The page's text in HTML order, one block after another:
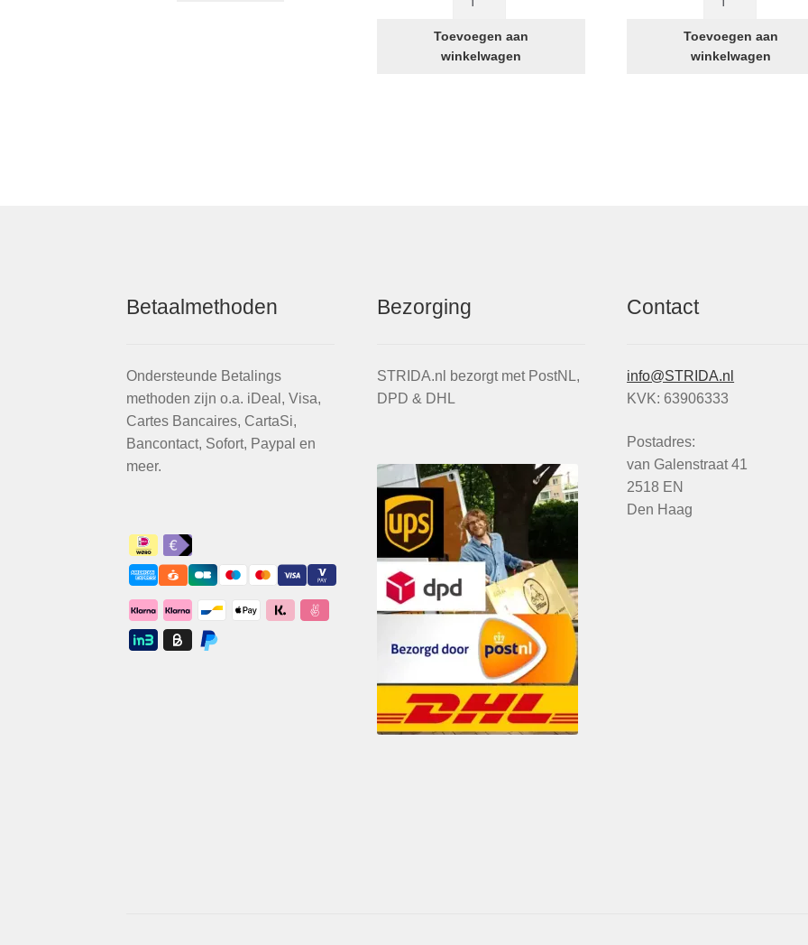
remblokjes
voor
Toevoegen aan
winkelwagen
release
zadelhouder
Toevoegen aan
winkelwagen
Betaalmethoden
Ondersteunde Betalings
methoden zijn o.a. iDeal, Visa,
Cartes Bancaires, CartaSi,
Bancontact, Sofort, Paypal en
meer.
Bezorging
STRIDA.nl bezorgt met PostNL,
DPD & DHL
Contact
info@STRIDA.nl
KVK: 63906333
Postadres:
van Galenstraat 41
2518 EN
Den Haag